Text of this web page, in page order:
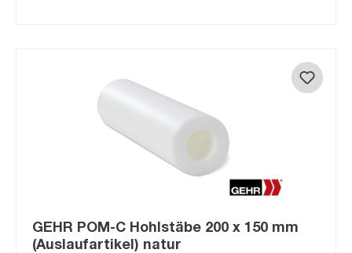
GEHR POM-C Hohlstäbe 200 x 150 mm
(Auslaufartikel) natur